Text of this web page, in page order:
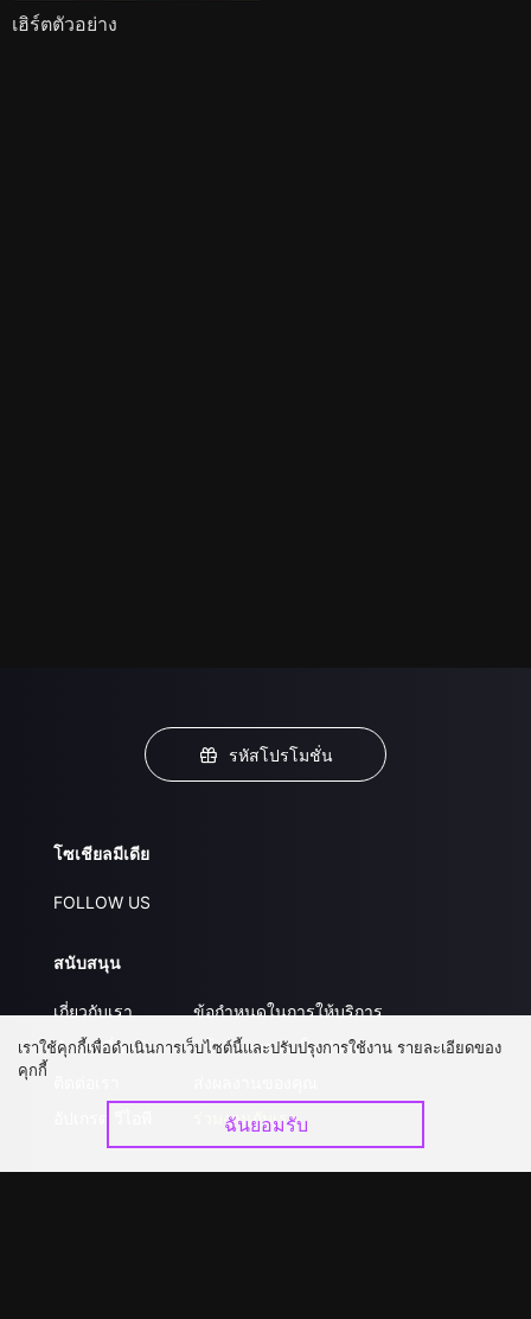
เฮิร์ตตัวอย่าง
รหัสโปรโมชั่น
โซเชียลมีเดีย
FOLLOW US
สนับสนุน
เกี่ยวกับเรา
คำถามที่พบบ่อย
ข้อกำหนดในการให้บริการ
นโยบายความเป็นส่วนตัว
ร่วมงานกับเรา
เราใช้คุกกี้เพื่อดำเนินการเว็บไซต์นี้และปรับปรุงการใช้งาน รายละเอียดของ
คุกกี้
ฉันยอมรับ